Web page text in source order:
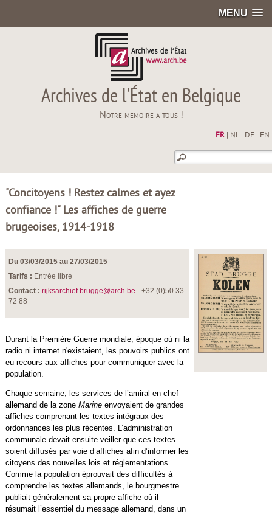
MENU
Archives de l'État en Belgique
Notre mémoire à tous !
FR| NL| DE EN
"Concitoyens ! Restez calmes et ayez
confiance !" Les affiches de guerre
brugeoises, 1914-1918
Du 03/03/2015 au 27/03/2015
Tarifs : Entrée libre
Contact : rijksarchief.brugge@arch.be - +32 (0)50 33
72 88
Durant la Première Guerre mondiale, époque où ni la
radio ni internet n'existaient, les pouvoirs publics ont
eu recours aux affiches pour communiquer avec la
population.
Chaque semaine, les services de l’amiral en chef
allemand de la zone Marine envoyaient de grandes
affiches comprenant les textes intégraux des
ordonnances les plus récentes. L’administration
communale devait ensuite veiller que ces textes
soient diffusés par voie d’affiches afin d’informer les
citoyens des nouvelles lois et réglementations.
Comme la population éprouvait des difficultés à
comprendre les textes allemands, le bourgmestre
publiait généralement sa propre affiche où il
résumait l’essentiel du message allemand, dans un